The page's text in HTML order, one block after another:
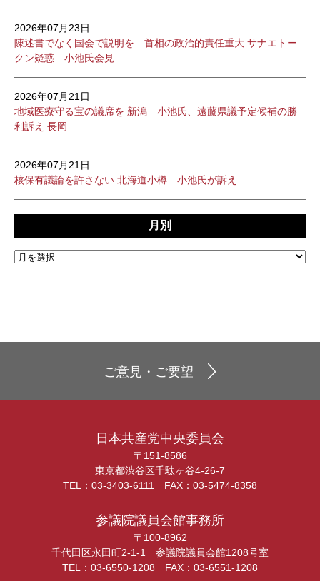
2026年07月23日
陳述書でなく国会で説明を 首相の政治的責任重大 サナエトー
クン疑惑 小池氏会見
2026年07月21日
地域医療守る宝の議席を 新潟 小池氏、遠藤県議予定候補の勝
利訴え 長岡
2026年07月21日
核保有議論を許さない 北海道小樽 小池氏が訴え
月別
ご意見・ご要望
日本共産党中央委員会
〒151-8586
東京都渋谷区千駄ヶ谷4-26-7
TEL：03-3403-6111 FAX：03-5474-8358
参議院議員会館事務所
〒100-8962
千代田区永田町2-1-1 参議院議員会館1208号室
TEL：03-6550-1208 FAX：03-6551-1208